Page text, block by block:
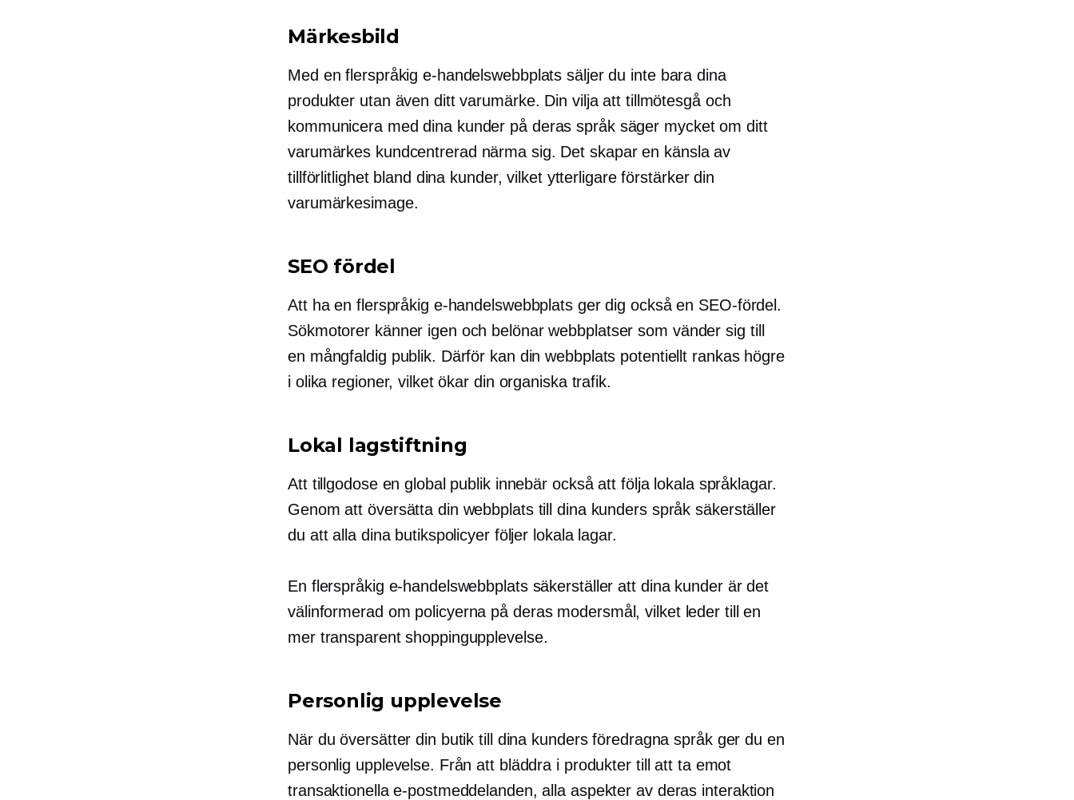
Märkesbild
Med en flerspråkig e-handelswebbplats säljer du inte bara dina
produkter utan även ditt varumärke. Din vilja att tillmötesgå och
kommunicera med dina kunder på deras språk säger mycket om ditt
varumärkes kundcentrerad närma sig. Det skapar en känsla av
tillförlitlighet bland dina kunder, vilket ytterligare förstärker din
varumärkesimage.
SEO fördel
Att ha en flerspråkig e-handelswebbplats ger dig också en SEO-fördel.
Sökmotorer känner igen och belönar webbplatser som vänder sig till
en mångfaldig publik. Därför kan din webbplats potentiellt rankas högre
i olika regioner, vilket ökar din organiska trafik.
Lokal lagstiftning
Att tillgodose en global publik innebär också att följa lokala språklagar.
Genom att översätta din webbplats till dina kunders språk säkerställer
du att alla dina butikspolicyer följer lokala lagar.
En flerspråkig e-handelswebbplats säkerställer att dina kunder är det
välinformerad om policyerna på deras modersmål, vilket leder till en
mer transparent shoppingupplevelse.
Personlig upplevelse
När du översätter din butik till dina kunders föredragna språk ger du en
personlig upplevelse. Från att bläddra i produkter till att ta emot
transaktionella e-postmeddelanden, alla aspekter av deras interaktion